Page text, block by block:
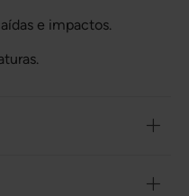
e impactos.